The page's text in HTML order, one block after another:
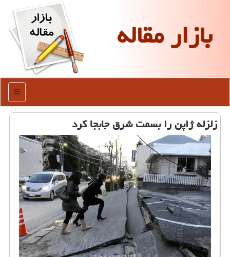
بازار مقاله
منو
زلزله ژاپن را بسمت شرق جابجا کرد